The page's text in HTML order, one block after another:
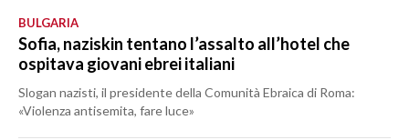
BULGARIA
Sofia, naziskin tentano l’assalto all’hotel che
ospitava giovani ebrei italiani
Slogan nazisti, il presidente della Comunità Ebraica di Roma:
«Violenza antisemita, fare luce»